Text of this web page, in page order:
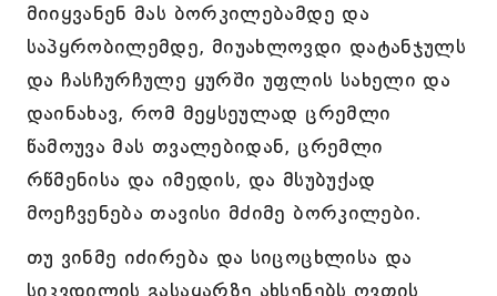
მიიყვანენ მას ბორკილებამდე და
საპყრობილემდე, მიუახლოვდი დატანჯულს
და ჩასჩურჩულე ყურში უფლის სახელი და
დაინახავ, რომ მეყსეულად ცრემლი
წამოუვა მას თვალებიდან, ცრემლი
რწმენისა და იმედის, და მსუბუქად
მოეჩვენება თავისი მძიმე ბორკილები.
თუ ვინმე იძირება და სიცოცხლისა და
სიკვდილის გასაყარზე ახსენებს ღვთის